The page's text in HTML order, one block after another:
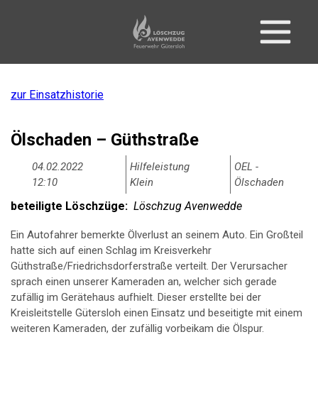
zur Einsatzhistorie
Ölschaden – Güthstraße
04.02.2022
12:10
Hilfeleistung
Klein
OEL -
Ölschaden
beteiligte Löschzüge: Löschzug Avenwedde
Ein Autofahrer bemerkte Ölverlust an seinem Auto. Ein Großteil
hatte sich auf einen Schlag im Kreisverkehr
Güthstraße/Friedrichsdorferstraße verteilt. Der Verursacher
sprach einen unserer Kameraden an, welcher sich gerade
zufällig im Gerätehaus aufhielt. Dieser erstellte bei der
Kreisleitstelle Gütersloh einen Einsatz und beseitigte mit einem
weiteren Kameraden, der zufällig vorbeikam die Ölspur.